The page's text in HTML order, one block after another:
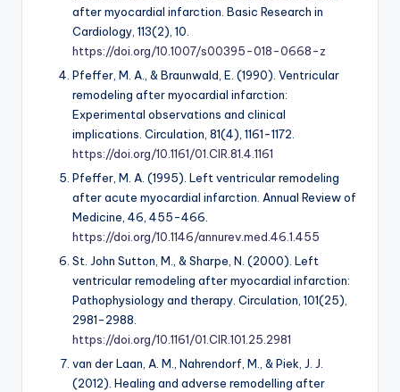
after myocardial infarction. Basic Research in
Cardiology, 113(2), 10.
https://doi.org/10.1007/s00395-018-0668-z
Pfeffer, M. A., & Braunwald, E. (1990). Ventricular
remodeling after myocardial infarction:
Experimental observations and clinical
implications. Circulation, 81(4), 1161-1172.
https://doi.org/10.1161/01.CIR.81.4.1161
Pfeffer, M. A. (1995). Left ventricular remodeling
after acute myocardial infarction. Annual Review of
Medicine, 46 , 455-466.
https://doi.org/10.1146/annurev.med.46.1.455
St. John Sutton, M., & Sharpe, N. (2000). Left
ventricular remodeling after myocardial infarction:
Pathophysiology and therapy. Circulation, 101(25),
2981-2988.
https://doi.org/10.1161/01.CIR.101.25.2981
van der Laan, A. M., Nahrendorf, M., & Piek, J. J.
(2012). Healing and adverse remodelling after